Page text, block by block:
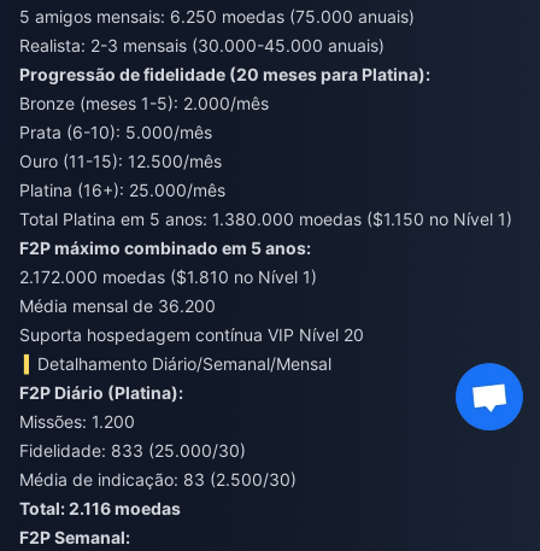
5 amigos mensais: 6.250 moedas (75.000 anuais)
Realista: 2-3 mensais (30.000-45.000 anuais)
Progressão de fidelidade (20 meses para Platina):
Bronze (meses 1-5): 2.000/mês
Prata (6-10): 5.000/mês
Ouro (11-15): 12.500/mês
Platina (16+): 25.000/mês
Total Platina em 5 anos: 1.380.000 moedas ($1.150 no Nível 1)
F2P máximo combinado em 5 anos:
2.172.000 moedas ($1.810 no Nível 1)
Média mensal de 36.200
Suporta hospedagem contínua VIP Nível 20
Detalhamento Diário/Semanal/Mensal
F2P Diário (Platina):
Missões: 1.200
Fidelidade: 833 (25.000/30)
Média de indicação: 83 (2.500/30)
Total: 2.116 moedas
F2P Semanal: